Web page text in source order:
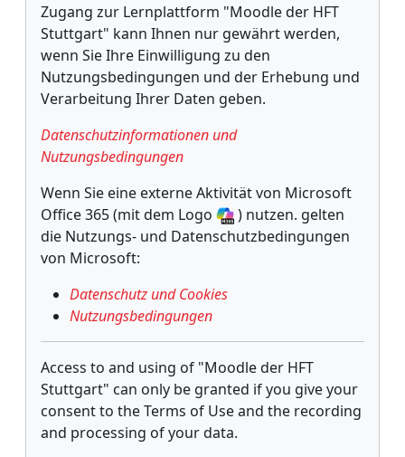
Zugang zur Lernplattform "Moodle der HFT
Stuttgart" kann Ihnen nur gewährt werden,
wenn Sie Ihre Einwilligung zu den
Nutzungsbedingungen und der Erhebung und
Verarbeitung Ihrer Daten geben.
Datenschutzinformationen und
Nutzungsbedingungen
Wenn Sie eine externe Aktivität von Microsoft
Office 365 (mit dem Logo
) nutzen. gelten
die Nutzungs- und Datenschutzbedingungen
von Microsoft:
Datenschutz und Cookies
Nutzungsbedingungen
Access to and using of "Moodle der HFT
Stuttgart" can only be granted if you give your
consent to the Terms of Use and the recording
and processing of your data.